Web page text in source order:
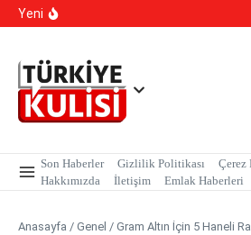
İçeriğe atla
Yeni
Sarmalı’ Tuzağını İfşa Etti
Son Haberler Gizlilik Politikası
Çerez
Hakkımızda
İletişim Emlak Haberleri
Anasayfa / Genel / Gram Altın İçin 5 Haneli